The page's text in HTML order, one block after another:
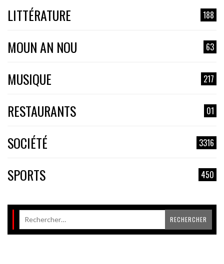
LITTÉRATURE 188
MOUN AN NOU 63
MUSIQUE 217
RESTAURANTS 01
SOCIÉTÉ 3316
SPORTS 450